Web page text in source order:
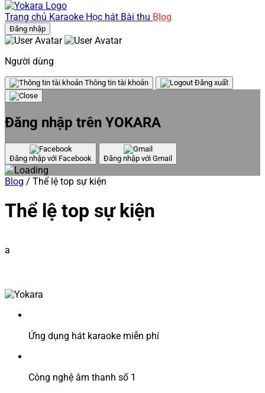
Trang chủ Karaoke Học hát Bài thu Blog
Đăng nhập
Người dùng
Thông tin tài khoản Đăng xuất
Đăng nhập trên YOKARA
Đăng nhập với Facebook Đăng nhập với Gmail
Blog / Thể lệ top sự kiện
Thể lệ top sự kiện
a
Ứng dụng hát karaoke miễn phí
Công nghệ âm thanh số 1